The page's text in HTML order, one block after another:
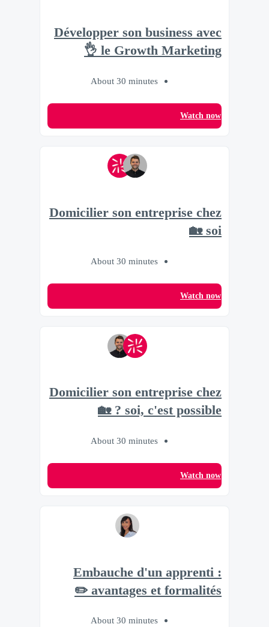
Développer son business avec
le Growth Marketing 👌
About 30 minutes
Watch now
Domicilier son entreprise chez
soi 🏡
About 30 minutes
Watch now
Domicilier son entreprise chez
soi, c'est possible ? 🏡
About 30 minutes
Watch now
Embauche d'un apprenti :
avantages et formalités ✏️
About 30 minutes